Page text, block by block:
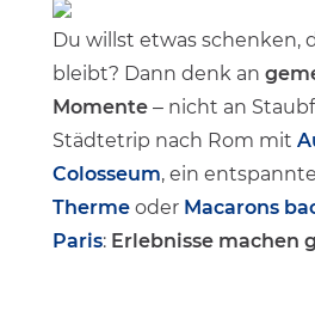
Du willst etwas schenken,
bleibt? Dann denk an
Momente – nicht an
Städtetrip nach Rom mit
Colosseum, ein
Therme oder Macarons
Paris: Erlebnisse machen